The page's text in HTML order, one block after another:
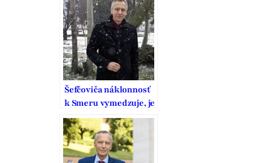
Šefčoviča náklonnosť
k Smeru vymedzuje, je
to pritom strana
vodcovského typu